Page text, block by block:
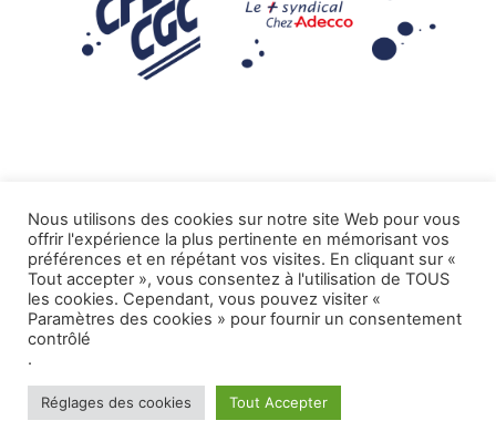
Mentions légales
Tous droits réservés CFE-CGC ADECCO.
Nous utilisons des cookies sur notre site Web pour vous
offrir l'expérience la plus pertinente en mémorisant vos
préférences et en répétant vos visites. En cliquant sur «
Tout accepter », vous consentez à l'utilisation de TOUS
les cookies. Cependant, vous pouvez visiter «
Paramètres des cookies » pour fournir un consentement
contrôlé
.
Réglages des cookies Tout Accepter